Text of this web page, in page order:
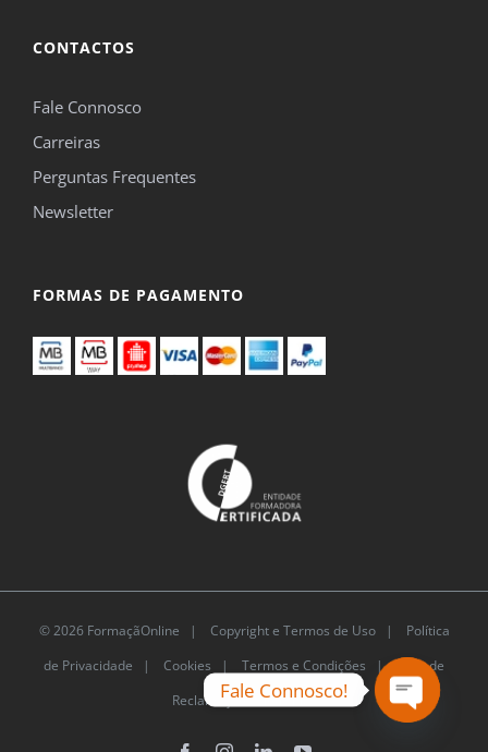
CONTACTOS
Fale Connosco
Carreiras
Perguntas Frequentes
Newsletter
FORMAS DE PAGAMENTO
© 2026 FormaçãOnline | Copyright e Termos de Uso|
Política
de Privacidade | Cookies | Termos e Condições |Livro de
Reclamações Eletrónico
Fale Connosco!